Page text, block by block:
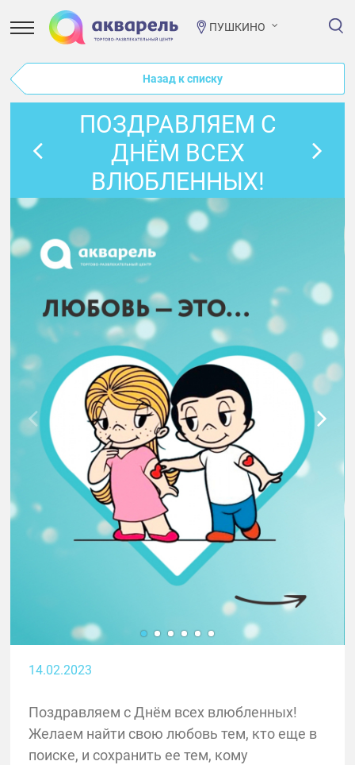
ПУШКИНО
Назад к списку
ПОЗДРАВЛЯЕМ С
ДНЁМ ВСЕХ
ВЛЮБЛЕННЫХ!
14.02.2023
Поздравляем с Днём всех влюбленных!
Желаем найти свою любовь тем, кто еще в
поиске, и сохранить ее тем, кому